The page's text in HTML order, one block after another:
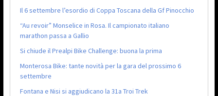
Il 6 settembre l’esordio di Coppa Toscana della Gf Pinocchio
“Au revoir” Monselice in Rosa. Il campionato italiano
marathon passa a Gallio
Si chiude il Prealpi Bike Challenge: buona la prima
Monterosa Bike: tante novità per la gara del prossimo 6
settembre
Fontana e Nisi si aggiudicano la 31a Troi Trek